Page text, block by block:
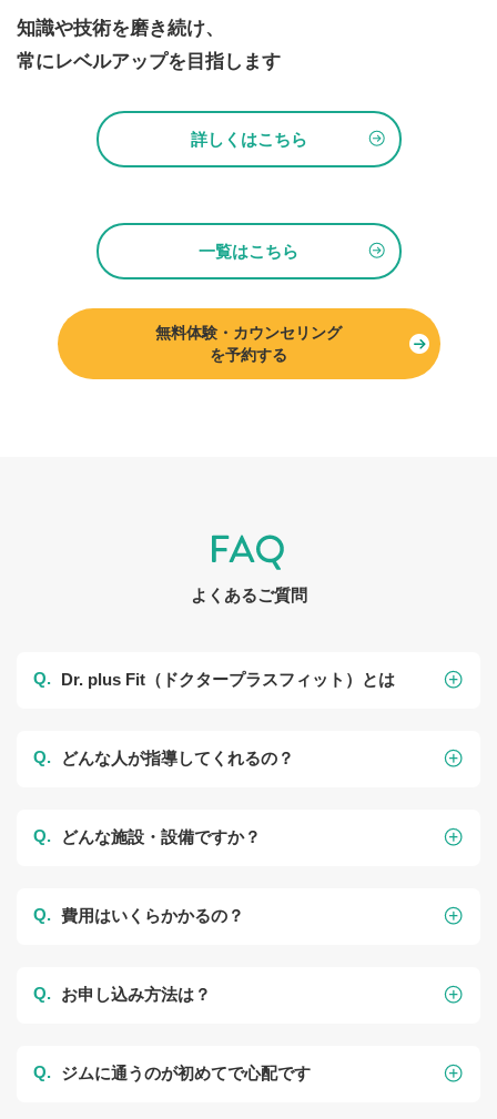
知識や技術を磨き続け、
常にレベルアップを目指します
詳しくはこちら
一覧はこちら
無料体験・カウンセリング
を予約する
よくあるご質問
Dr. plus Fit（ドクタープラスフィット）とは
どんな人が指導してくれるの？
どんな施設・設備ですか？
費用はいくらかかるの？
お申し込み方法は？
ジムに通うのが初めてで心配です